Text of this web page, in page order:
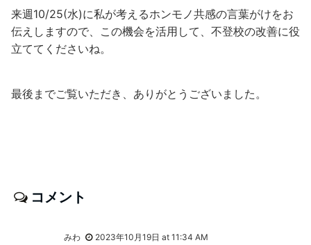
来週10/25(水)に私が考えるホンモノ共感の言葉がけをお
伝えしますので、この機会を活用して、不登校の改善に役
立ててくださいね。
最後までご覧いただき、ありがとうございました。
コメント
みわ 2023年10月19日 at 11:34 AM